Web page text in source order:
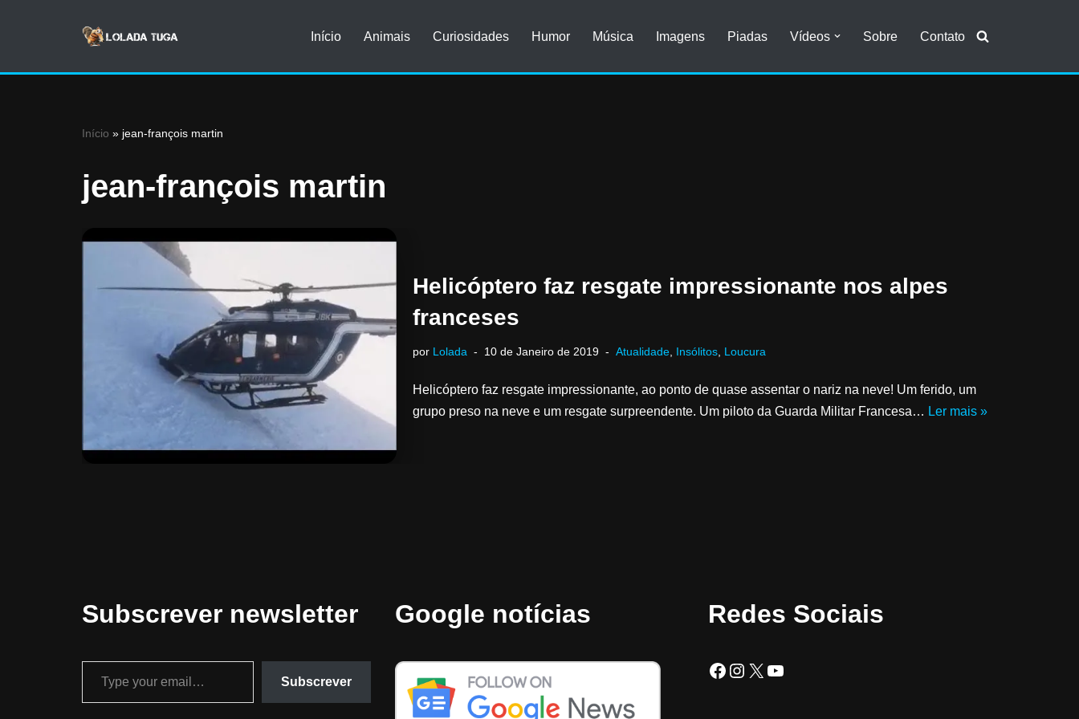
Início Animais Curiosidades Humor Música Imagens Piadas Vídeos Sobre Contato
Início » jean-françois martin
jean-françois martin
Helicóptero faz resgate impressionante nos alpes
franceses
por Lolada 10 de Janeiro de 2019 Atualidade Insólitos Loucura
Helicóptero faz resgate impressionante, ao ponto de quase assentar o nariz na neve! Um ferido, um
grupo preso na neve e um resgate surpreendente. Um piloto da Guarda Militar Francesa… Ler mais »
Subscrever newsletter
Subscrever
Google notícias Redes Sociais